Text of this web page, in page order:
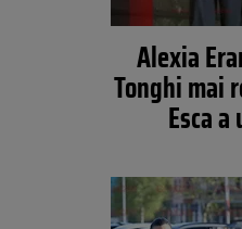
Alexia
Tonghi mai
Esca